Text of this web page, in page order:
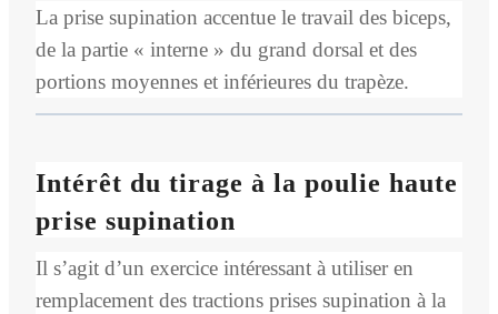
La prise supination accentue le travail des biceps,
de la partie « interne » du grand dorsal et des
portions moyennes et inférieures du trapèze.
Intérêt du tirage à la poulie haute
prise supination
Il s’agit d’un exercice intéressant à utiliser en
remplacement des tractions prises supination à la